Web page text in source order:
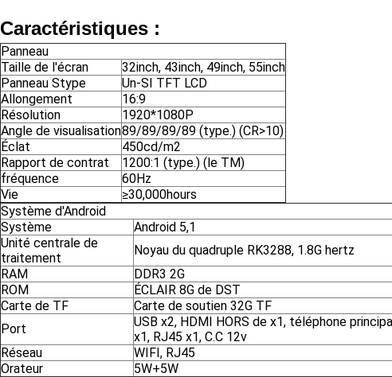
Caractéristiques :
Panneau
Taille de l'écran
32inch, 43inch, 49inch, 55inch
Panneau Stype
Un-SI TFT LCD
Allongement
16:9
Résolution
1920*1080P
Angle de visualisation89/89/89/89 (type.) (CR>10)
Éclat
450cd/m2
Rapport de contrat
1200:1 (type.) (le TM)
fréquence
60Hz
Vie
≥30,000hours
Système d'Android
Système
Android 5,1
Unité centrale de
traitement
Noyau du quadruple RK3288, 1.8G hertz
RAM
DDR3 2G
ROM
ÉCLAIR 8G de DST
Carte de TF
Carte de soutien 32G TF
Port
USB x2, HDMI HORS de x1, téléphone
x1, RJ45 x1, C.C 12v
Réseau
WIFI, RJ45
Orateur
5W+5W